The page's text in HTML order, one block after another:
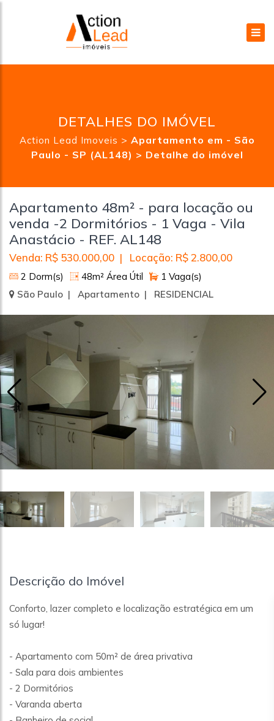
DETALHES DO IMÓVEL
Action Lead Imoveis > Apartamento em - São
Paulo - SP (AL148) > Detalhe do imóvel
Apartamento 48m² - para locação ou
venda -2 Dormitórios - 1 Vaga - Vila
Anastácio - REF. AL148
Venda: R$ 530.000,00 | Locação: R$ 2.800,00
2 Dorm(s) 48m² Área Útil
1 Vaga(s)
São Paulo | Apartamento | RESIDENCIAL
Descrição do Imóvel
Conforto, lazer completo e localização estratégica em um
só lugar!
- Apartamento com 50m² de área privativa
- Sala para dois ambientes
- 2 Dormitórios
- Varanda aberta